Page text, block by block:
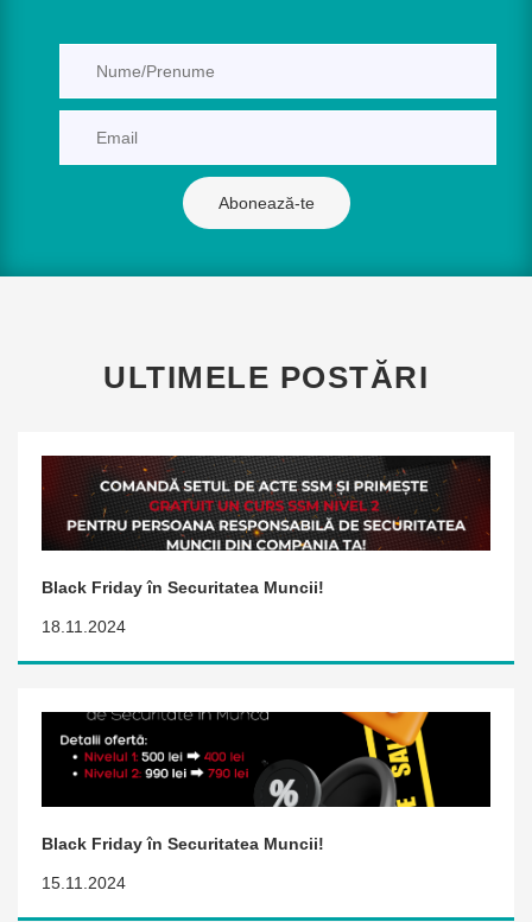
Abonează-te
ULTIMELE POSTĂRI
Black Friday în Securitatea Muncii!
18.11.2024
Black Friday în Securitatea Muncii!
15.11.2024